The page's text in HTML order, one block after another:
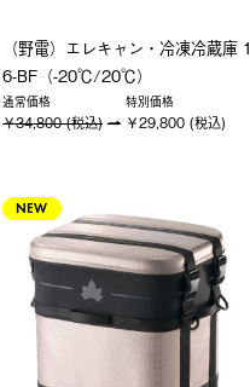
（野電）エレキャン・冷凍冷蔵庫 1
6-BF（-20℃/20℃）
通常価格
￥34,800 (税込)
特別価格
￥29,800 (税込)
NEW